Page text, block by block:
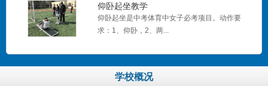
仰卧起坐教学
仰卧起坐是中考体育中女子必考项目。动作要
求：1、仰卧，2、两...
学校概况